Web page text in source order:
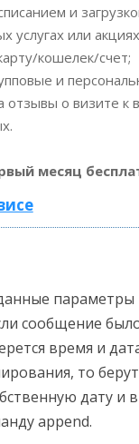
и
или
кошелек/счет;
и
о визите к
месяц
параметры
сообщение
время и
то
дату и
append.